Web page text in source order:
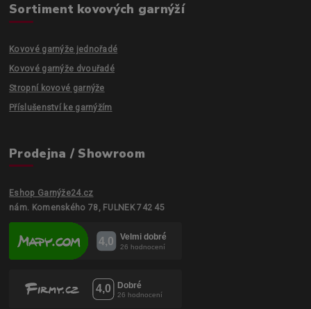
Sortiment kovových garnýží
Kovové garnýže jednořadé
Kovové garnýže dvouřadé
Stropní kovové garnýže
Příslušenství ke garnýžím
Prodejna / Showroom
Eshop Garnýže24.cz
nám. Komenského 78, FULNEK 742 45